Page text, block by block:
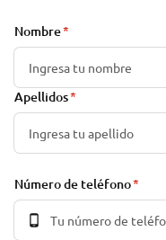
Nombre
Apellidos
Número de teléfono